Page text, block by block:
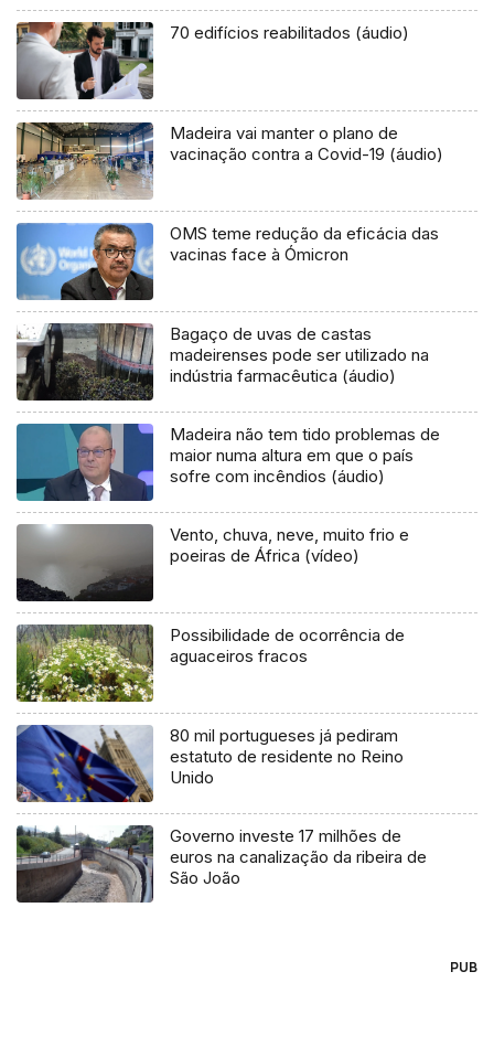
70 edifícios reabilitados (áudio)
Madeira vai manter o plano de
vacinação contra a Covid-19 (áudio)
OMS teme redução da eficácia das
vacinas face à Ómicron
Bagaço de uvas de castas
madeirenses pode ser utilizado na
indústria farmacêutica (áudio)
Madeira não tem tido problemas de
maior numa altura em que o país
sofre com incêndios (áudio)
Vento, chuva, neve, muito frio e
poeiras de África (vídeo)
Possibilidade de ocorrência de
aguaceiros fracos
80 mil portugueses já pediram
estatuto de residente no Reino
Unido
Governo investe 17 milhões de
euros na canalização da ribeira de
São João
PUB